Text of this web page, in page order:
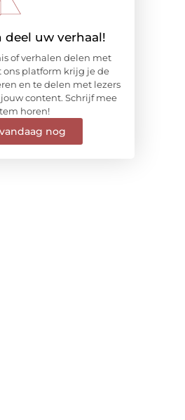
deel uw verhaal!
of verhalen delen met
platform krijg je de
en te delen met lezers
content. Schrijf mee
horen!
nog